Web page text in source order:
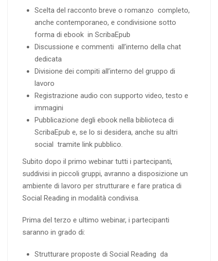
Scelta del racconto breve o romanzo completo,
anche contemporaneo, e condivisione sotto
forma di ebook in ScribaEpub
Discussione e commenti all’interno della chat
dedicata
Divisione dei compiti all’interno del gruppo di
lavoro
Registrazione audio con supporto video, testo e
immagini
Pubblicazione degli ebook nella biblioteca di
ScribaEpub e, se lo si desidera, anche su altri
social tramite link pubblico.
Subito dopo il primo webinar tutti i partecipanti,
suddivisi in piccoli gruppi, avranno a disposizione un
ambiente di lavoro per strutturare e fare pratica di
Social Reading in modalità condivisa.
Prima del terzo e ultimo webinar, i partecipanti
saranno in grado di:
Strutturare proposte di Social Reading da